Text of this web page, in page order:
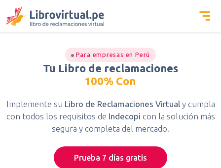
Para empresas en Perú
Tu Libro de reclamaciones
100% Conforme a la Le
Implemente su Libro de Reclamaciones Virtualy cumpla
con todos los requisitos de Indecopi con la solución más
segura y completa del mercado.
Prueba 7 días gratis